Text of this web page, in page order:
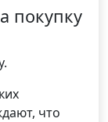
покупку
что